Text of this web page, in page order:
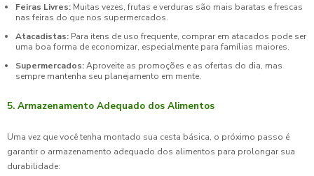
Feiras Livres: Muitas vezes, frutas e verduras são mais baratas e frescas
nas feiras do que nos supermercados.
Atacadistas: Para itens de uso frequente, comprar em atacados pode ser
uma boa forma de economizar, especialmente para famílias maiores.
Supermercados:Aproveite as promoções e as ofertas do dia, mas
sempre mantenha seu planejamento em mente.
5. Armazenamento Adequado dos Alimentos
Uma vez que você tenha montado sua cesta básica, o próximo passo é
garantir o armazenamento adequado dos alimentos para prolongar sua
durabilidade: